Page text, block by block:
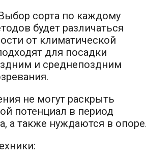
сорта по каждому
будет различаться
от климатической
для посадки
и среднепоздним
не могут раскрыть
потенциал в период
а также нуждаются в